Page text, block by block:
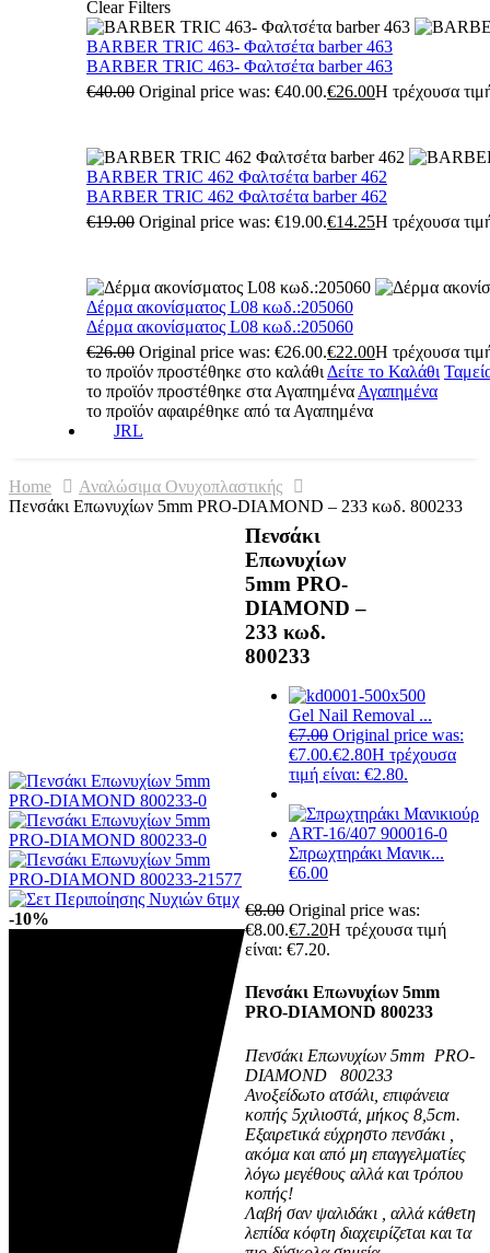
Clear Filters
BARBER TRIC 463- Φαλτσέτα barber 463
BARBER TRIC 463- Φαλτσέτα barber 463
€40.00 Original price was: €40.00.€26.00Η τρέχουσα
BARBER TRIC 462 Φαλτσέτα barber 462
BARBER TRIC 462 Φαλτσέτα barber 462
€19.00 Original price was: €19.00.€14.25Η τρέχουσα
Δέρμα ακονίσματος L08 κωδ.:205060
Δέρμα ακονίσματος L08 κωδ.:205060
€26.00 Original price was: €26.00.€22.00Η τρέχουσα
το προϊόν προστέθηκε στο καλάθι Δείτε το Καλάθι
το προϊόν προστέθηκε στα Αγαπημένα Αγαπημένα
το προϊόν αφαιρέθηκε από τα Αγαπημένα
JRL
Home
Αναλώσιμα Ονυχοπλαστικής
Πενσάκι Επωνυχίων 5mm PRO-DIAMOND – 233 κωδ. 800233
-10%
Πενσάκι
Επωνυχίων
5mm PRO-
DIAMOND –
233 κωδ.
800233
Gel Nail Removal ...
€7.00 Original price was:
€7.00.€2.80Η τρέχουσα
τιμή είναι: €2.80.
Σπρωχτηράκι Μανικ...
€6.00
€8.00 Original price was:
€8.00.€7.20Η τρέχουσα τιμή
είναι: €7.20.
Πενσάκι Επωνυχίων 5mm
PRO-DIAMOND 800233
Πενσάκι Επωνυχίων 5mm PRO-
DIAMOND 800233
Ανοξείδωτο ατσάλι, επιφάνεια
κοπής 5χιλιοστά, μήκος 8,5cm.
Εξαιρετικά εύχρηστο πενσάκι ,
ακόμα και από μη επαγγελματίες
λόγω μεγέθους αλλά και τρόπου
κοπής!
Λαβή σαν ψαλιδάκι , αλλά κάθετη
λεπίδα κόφτη διαχειρίζεται και τα